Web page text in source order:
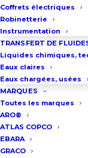
Coffrets électriques
Robinetterie
Instrumentation
TRANSFERT DE
Liquides chimiques,
Eaux claires
Eaux chargées, usées
MARQUES
Toutes les marques
ARO®
ATLAS COPCO
EBARA
GRACO